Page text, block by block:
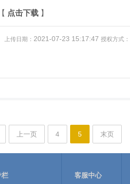
【 点击下载】
上传日期： 2021-07-23 15:17:47授权方式：
上一页 4 5 末页
栏
客服中心